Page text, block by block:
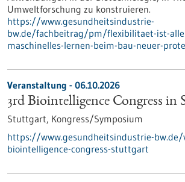
Umweltforschung zu konstruieren.
https://www.gesundheitsindustrie-
bw.de/fachbeitrag/pm/flexibilitaet-ist-
maschinelles-lernen-beim-bau-neuer-
Veranstaltung - 06.10.2026
3rd Biointelligence Congress in
Stuttgart, Kongress/Symposium
https://www.gesundheitsindustrie-
biointelligence-congress-stuttgart